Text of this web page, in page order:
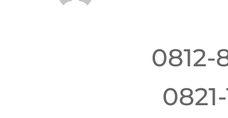
0812-